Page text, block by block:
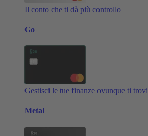
Il conto che ti dà più controllo
Go
Gestisci le tue finanze ovunque ti trovi
Metal